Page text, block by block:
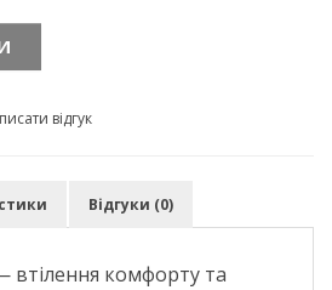
відгук
Відгуки (0)
комфорту та